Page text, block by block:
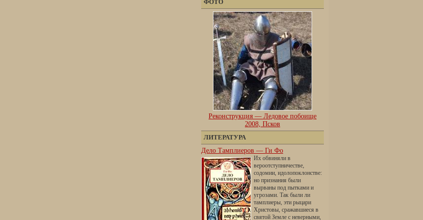
ФОТО
Реконструкция — Ледовое побоище
2008, Псков
ЛИТЕРАТУРА
Дело Тамплиеров — Ги Фо
Их обвиняли в
вероотступничестве,
содомии, идолопоклонстве:
но признания были
вырваны под пытками и
угрозами. Так были ли
тамплиеры, эти рыцари
Христовы, сражавшиеся в
святой Земле с неверными,